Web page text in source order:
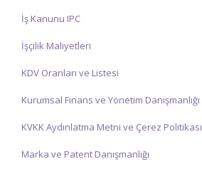
İş Kanunu IPC
İşçilik Maliyetleri
KDV Oranları ve Listesi
Kurumsal Finans ve Yönetim Danışmanlığı
KVKK Aydınlatma Metni ve Çerez Politikası
Marka ve Patent Danışmanlığı